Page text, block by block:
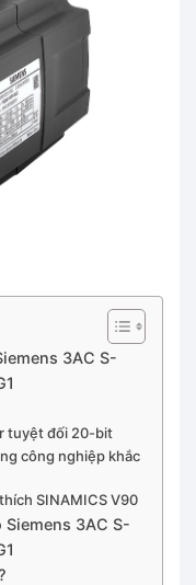
3AC S-
tuyệt đối 20-bit
công nghiệp khắc
SINAMICS V90
3AC S-